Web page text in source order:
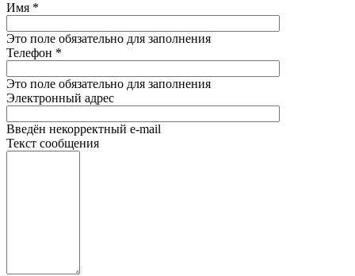
Имя *
Это поле обязательно для заполнения
Телефон *
Это поле обязательно для заполнения
Электронный адрес
Введён некорректный e-mail
Текст сообщения